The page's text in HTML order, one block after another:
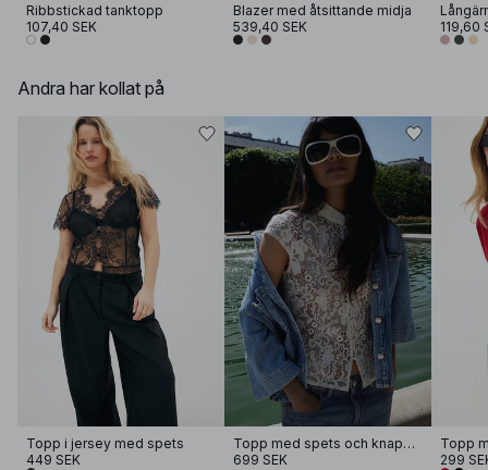
Ribbstickad tanktopp
107,40 SEK
Blazer med åtsittande midja
539,40 SEK
119,60
Andra har kollat på
Topp i jersey med spets
449 SEK
Topp med spets och knappar
699 SEK
Topp
299